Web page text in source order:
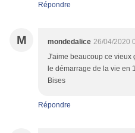
Répondre
M mondedalice 26/04/2020
J'aime beaucoup ce vieux
le démarrage de la vie en
Bises
Répondre